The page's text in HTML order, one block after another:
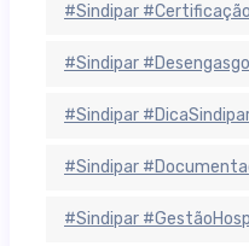
#Sindipar
#Sindipar
#Sindipar
#Sindipar
#Sindipar